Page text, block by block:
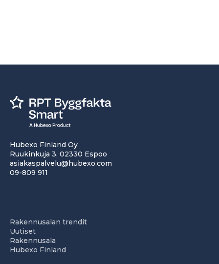
Hubexo Finland Oy
Ruukinkuja 3, 02330 Espoo
asiakaspalvelu@hubexo.com
09-809 911
Rakennusalan trendit
Uutiset
Rakennusala
Hubexo Finland